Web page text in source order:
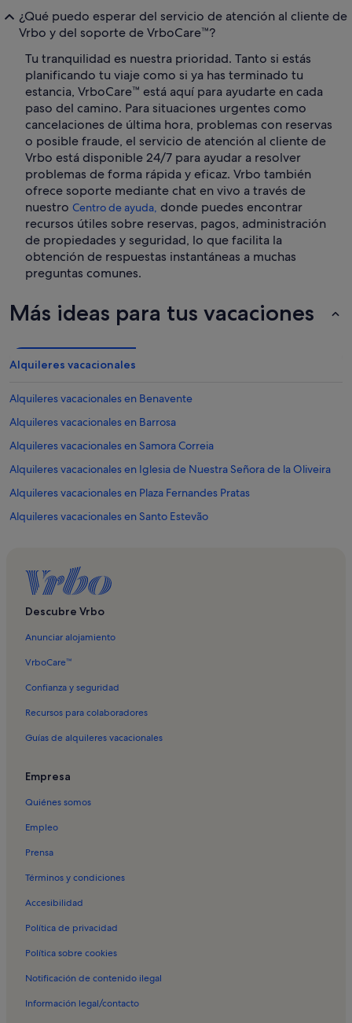
¿Qué puedo esperar del servicio de atención al cliente de
Vrbo y del soporte de VrboCare™?
Tu tranquilidad es nuestra prioridad. Tanto si estás
planificando tu viaje como si ya has terminado tu
estancia, VrboCare™ está aquí para ayudarte en cada
paso del camino. Para situaciones urgentes como
cancelaciones de última hora, problemas con reservas
o posible fraude, el servicio de atención al cliente de
Vrbo está disponible 24/7 para ayudar a resolver
problemas de forma rápida y eficaz. Vrbo también
ofrece soporte mediante chat en vivo a través de
nuestro Centro de ayuda, donde puedes encontrar
recursos útiles sobre reservas, pagos, administración
de propiedades y seguridad, lo que facilita la
obtención de respuestas instantáneas a muchas
preguntas comunes.
Más ideas para tus vacaciones
Alquileres vacacionales
Alquileres vacacionales en Benavente
Alquileres vacacionales en Barrosa
Alquileres vacacionales en Samora Correia
Alquileres vacacionales en Iglesia de Nuestra Señora de la Oliveira
Alquileres vacacionales en Plaza Fernandes Pratas
Alquileres vacacionales en Santo Estevão
Alquileres vacacionales en Fajarda
Alquileres vacacionales en Salvaterra de Magos
Descubre Vrbo
Anunciar alojamiento
VrboCare™
Confianza y seguridad
Recursos para colaboradores
Guías de alquileres vacacionales
Empresa
Quiénes somos
Empleo
Prensa
Términos y condiciones
Accesibilidad
Política de privacidad
Política sobre cookies
Notificación de contenido ilegal
Información legal/contacto